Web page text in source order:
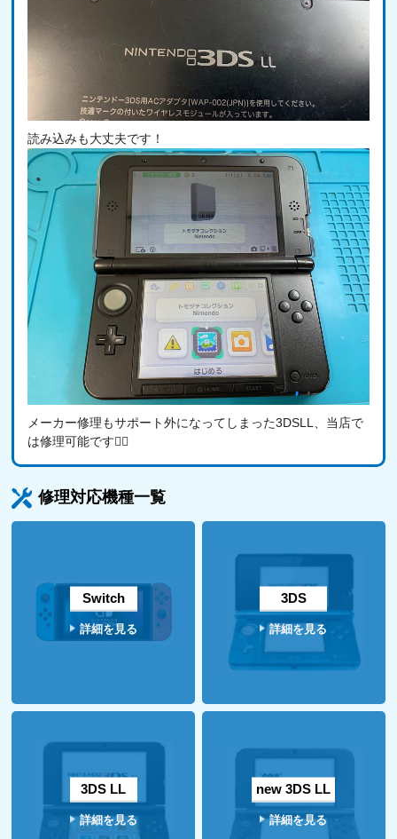
読み込みも大丈夫です！
メーカー修理もサポート外になってしまった3DSLL、当店で
は修理可能です🙆‍♂️
修理対応機種一覧
Switch
詳細を見る
3DS
詳細を見る
3DS LL
詳細を見る
new 3DS LL
詳細を見る